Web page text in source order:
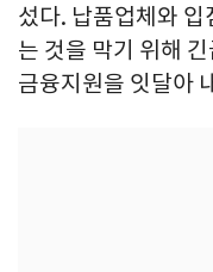
섰다. 납품업체와
는 것을 막기 위해
금융지원을 잇달아